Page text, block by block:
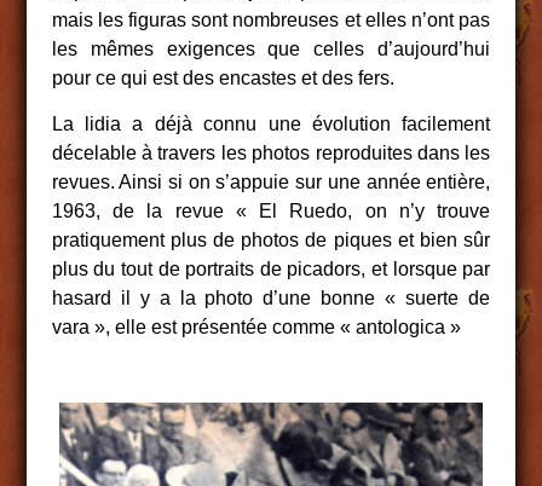
mais les figuras sont nombreuses et elles n’ont pas
les mêmes exigences que celles d’aujourd’hui
pour ce qui est des encastes et des fers.
La lidia a déjà connu une évolution facilement
décelable à travers les photos reproduites dans les
revues. Ainsi si on s’appuie sur une année entière,
1963, de la revue « El Ruedo, on n’y trouve
pratiquement plus de photos de piques et bien sûr
plus du tout de portraits de picadors, et lorsque par
hasard il y a la photo d’une bonne « suerte de
vara », elle est présentée comme « antologica »